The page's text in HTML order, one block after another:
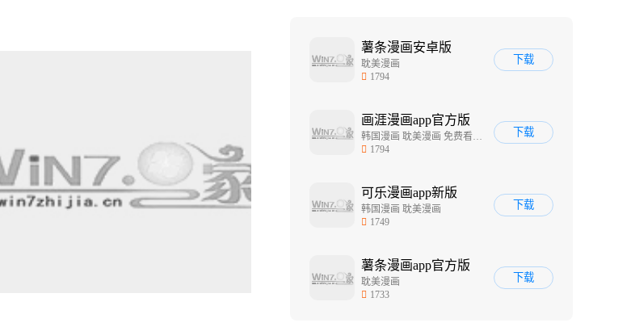
薯条漫画安卓版
耽美漫画
1794
下载
画涯漫画app官方版
韩国漫画 耽美漫画 免费看漫画的软件哪个好用
1794
下载
可乐漫画app新版
韩国漫画 耽美漫画
1749
下载
薯条漫画app官方版
耽美漫画
1733
下载